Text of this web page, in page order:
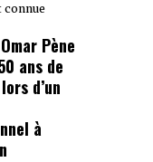
connue
Pène
ans de
d’un
à